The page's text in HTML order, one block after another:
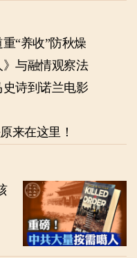
收 养生之道重“养收”防秋燥
与融情观察法
史诗到诺兰电影
来在这里！